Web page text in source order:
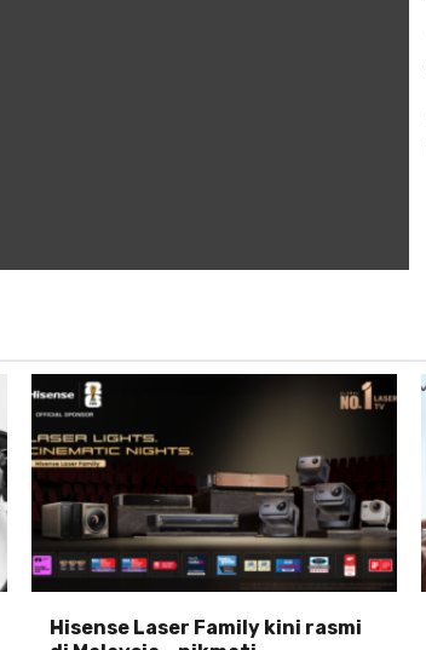
Hisense Laser Family kini rasmi